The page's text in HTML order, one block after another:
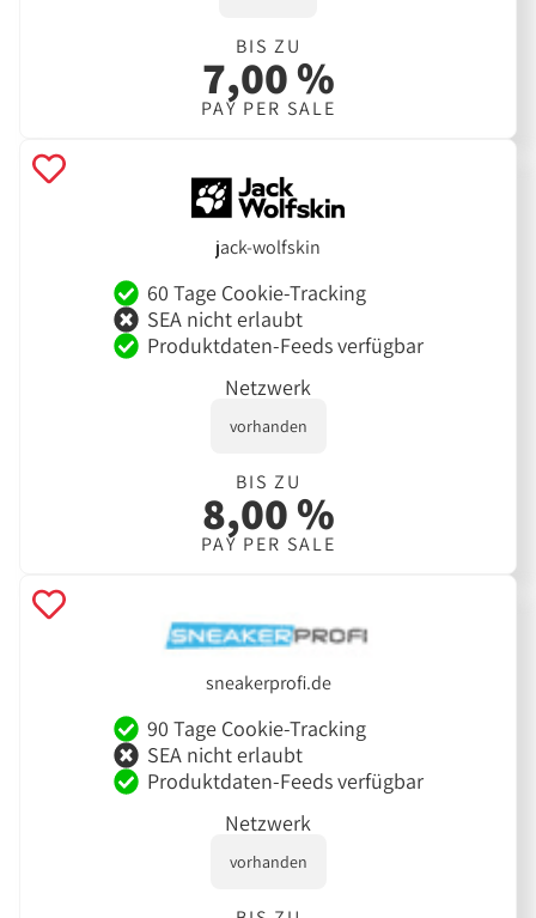
BIS ZU
7,00 %
PAY PER SALE
jack-wolfskin
60 Tage Cookie-Tracking
SEA nicht erlaubt
Produktdaten-Feeds verfügbar
Netzwerk
vorhanden
BIS ZU
8,00 %
PAY PER SALE
sneakerprofi.de
90 Tage Cookie-Tracking
SEA nicht erlaubt
Produktdaten-Feeds verfügbar
Netzwerk
vorhanden